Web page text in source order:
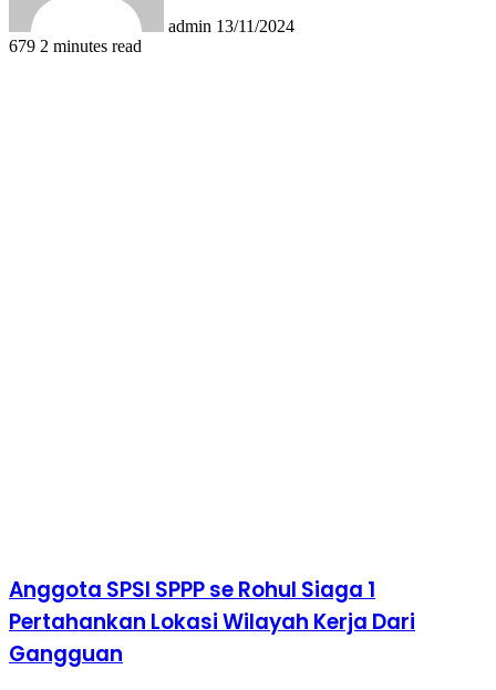
admin 13/11/2024
679 2 minutes read
Anggota SPSI SPPP se Rohul Siaga 1
Pertahankan Lokasi Wilayah Kerja Dari
Gangguan